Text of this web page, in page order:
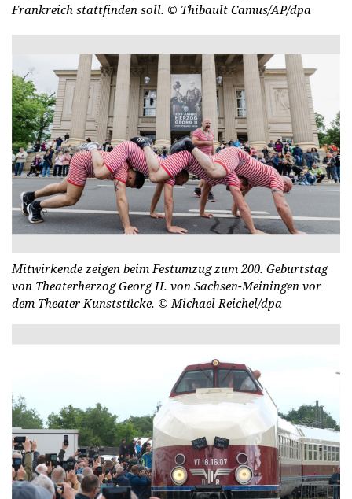
Frankreich stattfinden soll. © Thibault Camus/AP/dpa
Mitwirkende zeigen beim Festumzug zum 200. Geburtstag
von Theaterherzog Georg II. von Sachsen-Meiningen vor
dem Theater Kunststücke. © Michael Reichel/dpa